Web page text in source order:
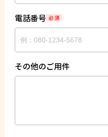
電話番号 必 須
その他のご用件